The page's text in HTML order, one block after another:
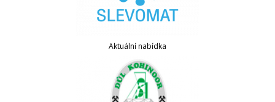
Aktuální nabídka